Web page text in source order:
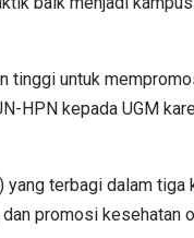
tinggi untuk
HPN kepada UGM
terbagi dalam
promosi kesehatan